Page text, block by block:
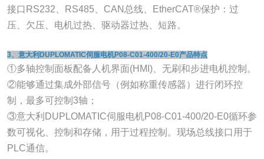
接口RS232、RS485、CAN总线、EtherCAT®保护：过
压、欠压、电机过热、驱动器过热、短路。
3、意大利DUPLOMATIC伺服电机P08-C01-400/20-E0产品特点
①多轴控制面板配备人机界面(HMI)、无刷和步进电机控制。
②能够通过集成外部信号（例如称重传感器）进行闭环控
制，最多可控制3轴；
③意大利DUPLOMATIC伺服电机P08-C01-400/20-E0循环参
数可视化、控制和存储，用于过程控制。现场总线接口用于
PLC通信。